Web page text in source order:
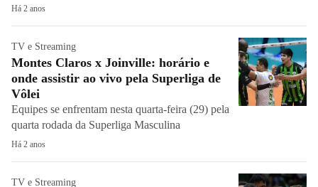
Há 2 anos
TV e Streaming
Montes Claros x Joinville: horário e
onde assistir ao vivo pela Superliga de
Vôlei
Equipes se enfrentam nesta quarta-feira (29) pela
quarta rodada da Superliga Masculina
Há 2 anos
TV e Streaming